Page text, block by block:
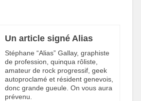
Un article signé Alias
Stéphane “Alias” Gallay, graphiste
de profession, quinqua rôliste,
amateur de rock progressif, geek
autoproclamé et résident genevois,
donc grande gueule. On vous aura
prévenu.